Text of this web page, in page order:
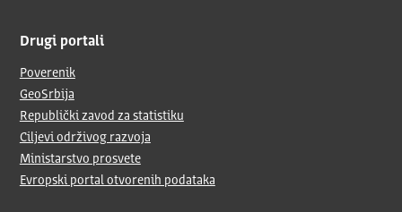
Drugi portali
Poverenik
GeoSrbija
Republički zavod za statistiku
Ciljevi održivog razvoja
Ministarstvo prosvete
Evropski portal otvorenih podataka